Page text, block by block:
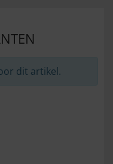
dit artikel.